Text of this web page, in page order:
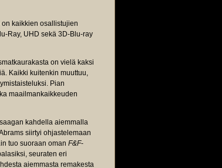
kaikkien osallistujien
Ray, UHD sekä 3D-Blu-ray
on vielä kaksi
Kaikki kuitenkin muuttuu,
Pian
maailmankaikkeuden
kahdella aiemmalla
siirtyi ohjastelemaan
tuo suoraan oman F&F-
seuraten eri
aiemmasta remakesta